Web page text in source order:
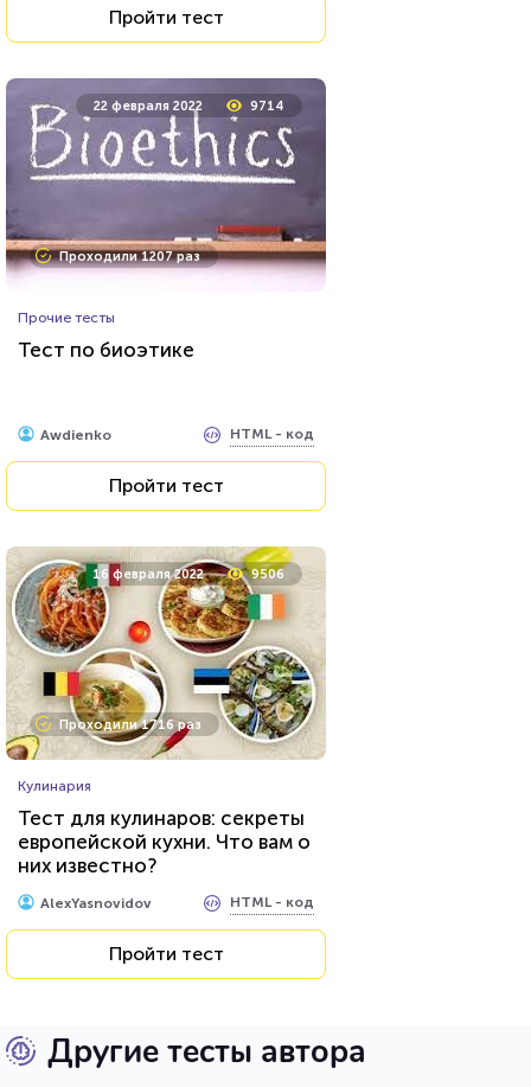
Пройти тест
22 февраля 2022 9714
Проходили 1207 раз
Прочие тесты
Тест по биоэтике
Awdienko HTML - код
Пройти тест
16 февраля 2022 9506
Проходили 1716 раз
Кулинария
Тест для кулинаров: секреты
европейской кухни. Что вам о
них известно?
AlexYasnovidov HTML - код
Пройти тест
Другие тесты автора